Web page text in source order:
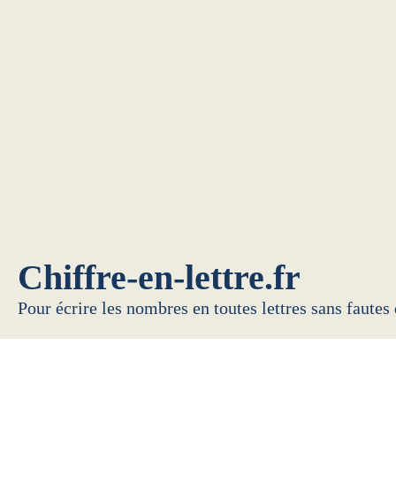
Chiffre-en-lettre.fr
Pour écrire les nombres en toutes lettres sans